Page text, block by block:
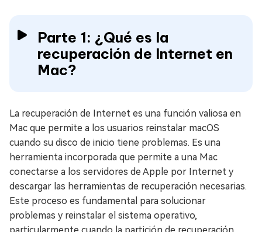
Parte 1: ¿Qué es la
recuperación de Internet en
Mac?
La recuperación de Internet es una función valiosa en
Mac que permite a los usuarios reinstalar macOS
cuando su disco de inicio tiene problemas. Es una
herramienta incorporada que permite a una Mac
conectarse a los servidores de Apple por Internet y
descargar las herramientas de recuperación necesarias.
Este proceso es fundamental para solucionar
problemas y reinstalar el sistema operativo,